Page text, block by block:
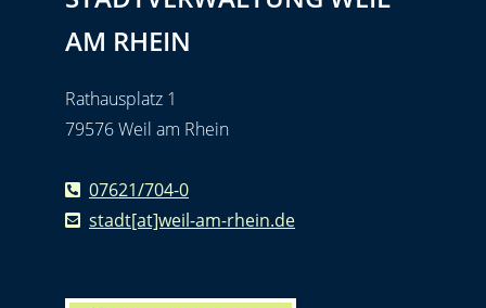
AM RHEIN
Rathausplatz 1
79576 Weil am Rhein
07621/704-0
stadt[at]weil-am-rhein.de